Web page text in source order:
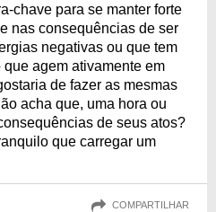
chave para se manter forte
nas consequências de ser
negativas ou que tem
agem ativamente em
de fazer as mesmas
acha que, uma hora ou
de seus atos?
que carregar um
COMPARTILHAR